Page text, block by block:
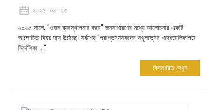
২০২৫-০৪-২৩
২০২৫ সালে, "ওজন ব্যবস্থাপনার বছর" জনসাধারণের মধ্যে আলোচনার একটি
আলোচিত বিষয় হয়ে উঠেছে। সর্বশেষ "প্রাপ্তবয়স্কদের স্থূলত্বের খাদ্যতালিকাগত
নির্দেশিকা ..."
বিস্তারিত দেখুন